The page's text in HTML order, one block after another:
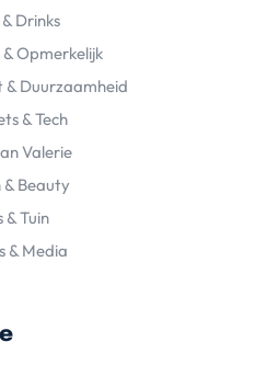
Drinks
Opmerkelijk
& Duurzaamheid
& Tech
Valerie
Beauty
& Tuin
& Media